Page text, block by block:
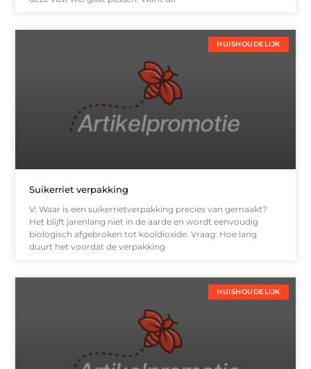
HUISHOUDELIJK
Suikerriet verpakking
V: Waar is een suikerrietverpakking precies van gemaakt?
Het blijft jarenlang niet in de aarde en wordt eenvoudig
biologisch afgebroken tot kooldioxide. Vraag: Hoe lang
duurt het voordat de verpakking
HUISHOUDELIJK